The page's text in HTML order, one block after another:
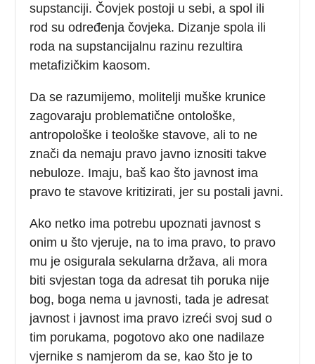
supstanciji. Čovjek postoji u sebi, a spol ili
rod su određenja čovjeka. Dizanje spola ili
roda na supstancijalnu razinu rezultira
metafizičkim kaosom.
Da se razumijemo, molitelji muške krunice
zagovaraju problematične ontološke,
antropološke i teološke stavove, ali to ne
znači da nemaju pravo javno iznositi takve
nebuloze. Imaju, baš kao što javnost ima
pravo te stavove kritizirati, jer su postali javni.
Ako netko ima potrebu upoznati javnost s
onim u što vjeruje, na to ima pravo, to pravo
mu je osigurala sekularna država, ali mora
biti svjestan toga da adresat tih poruka nije
bog, boga nema u javnosti, tada je adresat
javnost i javnost ima pravo izreći svoj sud o
tim porukama, pogotovo ako one nadilaze
vjernike s namjerom da se, kao što je to